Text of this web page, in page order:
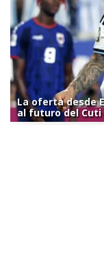
La oferta desde
al futuro del Cuti